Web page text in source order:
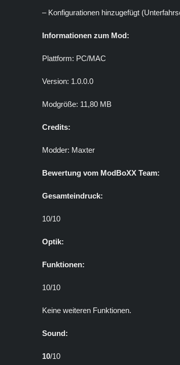
– Konfigurationen hinzugefügt
Informationen zum Mod:
Plattform: PC/MAC
Version: 1.0.0.0
Modgröße: 11,80 MB
Credits:
Modder: Maxter
Bewertung vom ModBoXX Team:
Gesamteindruck:
10/10
Optik:
Funktionen:
10/10
Keine weiteren Funktionen.
Sound:
10/10